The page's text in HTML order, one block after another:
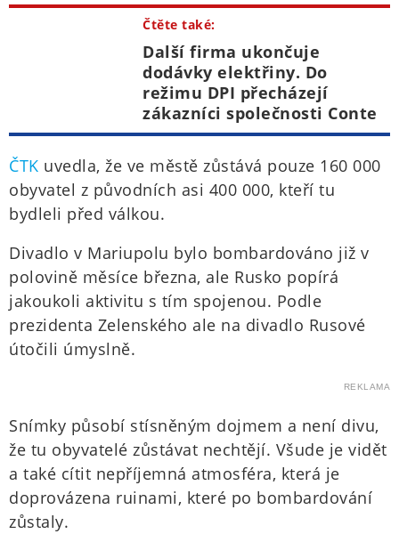
Čtěte také:
Další firma ukončuje
dodávky elektřiny. Do
režimu DPI přecházejí
zákazníci společnosti Conte
ČTK uvedla, že ve městě zůstává pouze 160 000
obyvatel z původních asi 400 000, kteří tu
bydleli před válkou.
Divadlo v Mariupolu bylo bombardováno již v
polovině měsíce března, ale Rusko popírá
jakoukoli aktivitu s tím spojenou. Podle
prezidenta Zelenského ale na divadlo Rusové
útočili úmyslně.
REKLAMA
Snímky působí stísněným dojmem a není divu,
že tu obyvatelé zůstávat nechtějí. Všude je vidět
a také cítit nepříjemná atmosféra, která je
doprovázena ruinami, které po bombardování
zůstaly.